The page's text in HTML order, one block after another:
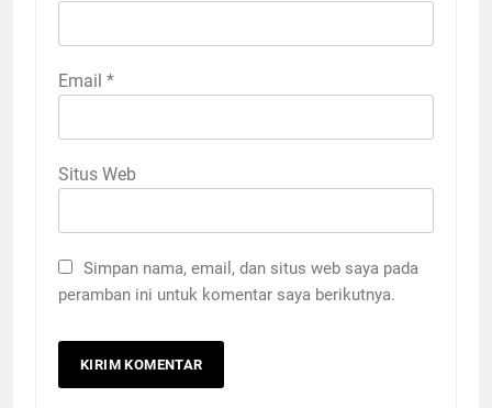
Email *
Situs Web
Simpan nama, email, dan situs web saya pada
peramban ini untuk komentar saya berikutnya.